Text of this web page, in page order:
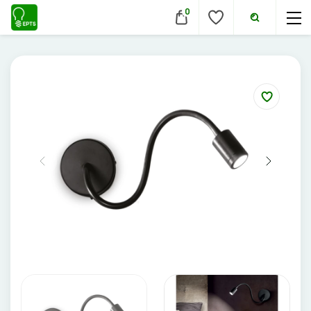
Lubiniai šviestuvai
Pakabinami šviestuvai
Sieniniai šviestuvai
Įmontuojami šviestuvai
Šviestuvai nuo judesio
Aukštų patalpų šviestuvai
0